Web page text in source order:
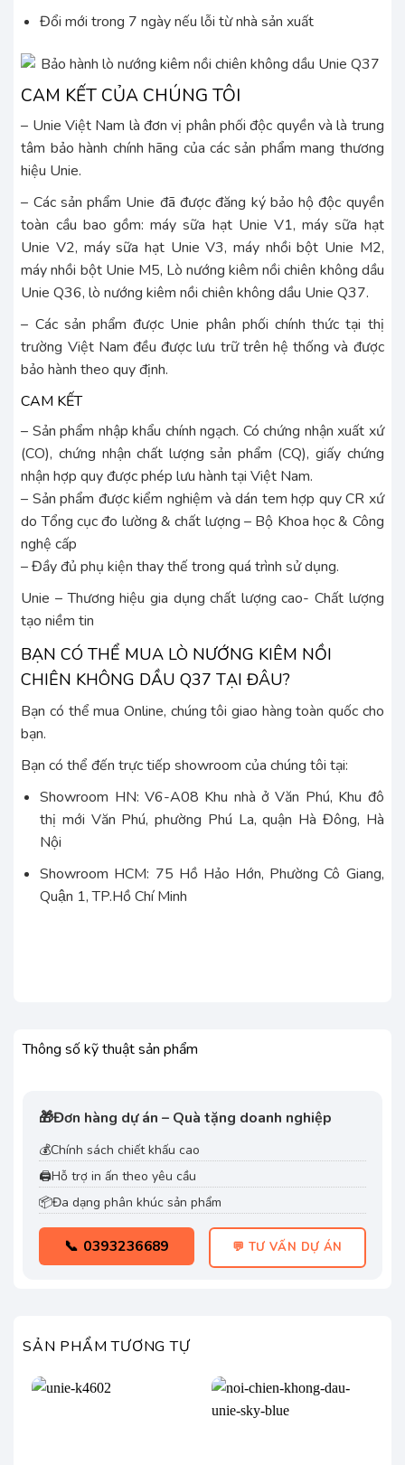
Đổi mới trong 7 ngày nếu lỗi từ nhà sản xuất
CAM KẾT CỦA CHÚNG TÔI
– Unie Việt Nam là đơn vị phân phối độc quyền và là trung
tâm bảo hành chính hãng của các sản phẩm mang thương
hiệu Unie.
– Các sản phẩm Unie đã được đăng ký bảo hộ độc quyền
toàn cầu bao gồm: máy sữa hạt Unie V1, máy sữa hạt
Unie V2, máy sữa hạt Unie V3, máy nhồi bột Unie M2,
máy nhồi bột Unie M5, Lò nướng kiêm nồi chiên không dầu
Unie Q36, lò nướng kiêm nồi chiên không dầu Unie Q37.
– Các sản phẩm được Unie phân phối chính thức tại thị
trường Việt Nam đều được lưu trữ trên hệ thống và được
bảo hành theo quy định.
CAM KẾT
– Sản phẩm nhập khẩu chính ngạch. Có chứng nhận xuất xứ
(CO), chứng nhận chất lượng sản phẩm (CQ), giấy chứng
nhận hợp quy được phép lưu hành tại Việt Nam.
– Sản phẩm được kiểm nghiệm và dán tem hợp quy CR xứ
do Tổng cục đo lường & chất lượng – Bộ Khoa học & Công
nghệ cấp
– Đầy đủ phụ kiện thay thế trong quá trình sử dụng.
Unie – Thương hiệu gia dụng chất lượng cao- Chất lượng
tạo niềm tin
BẠN CÓ THỂ MUA LÒ NƯỚNG KIÊM NỒI
CHIÊN KHÔNG DẦU Q37 TẠI ĐÂU?
Bạn có thể mua Online, chúng tôi giao hàng toàn quốc cho
bạn.
Bạn có thể đến trực tiếp showroom của chúng tôi tại:
Showroom HN: V6-A08 Khu nhà ở Văn Phú, Khu đô
thị mới Văn Phú, phường Phú La, quận Hà Đông, Hà
Nội
Showroom HCM: 75 Hồ Hảo Hớn, Phường Cô Giang,
Quận 1, TP.Hồ Chí Minh
Thông số kỹ thuật sản phẩm
🎁Đơn hàng dự án – Quà tặng doanh nghiệp
💰Chính sách chiết khấu cao
🖨️Hỗ trợ in ấn theo yêu cầu
📦Đa dạng phân khúc sản phẩm
📞 0393236689 💬 TƯ VẤN DỰ ÁN
SẢN PHẨM TƯƠNG TỰ